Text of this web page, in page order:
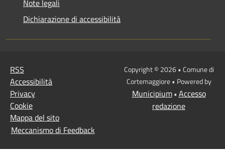
Note legali
Dichiarazione di accessibilità
RSS
Accessibilità
Privacy
Cookie
Mappa del sito
Meccanismo di Feedback
Copyright © 2026 • Comune di
Cortemaggiore • Powered by
Municipium• Accesso
redazione